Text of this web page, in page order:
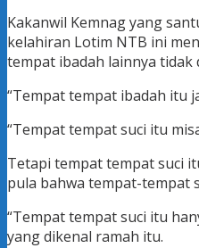
Kakanwil Kemnag yang
kelahiran Lotim NTB ini
tempat ibadah lainnya tidak
“Tempat tempat ibadah itu
“Tempat tempat suci itu
Tetapi tempat tempat suci
pula bahwa tempat-tempat
“Tempat tempat suci itu
yang dikenal ramah itu.